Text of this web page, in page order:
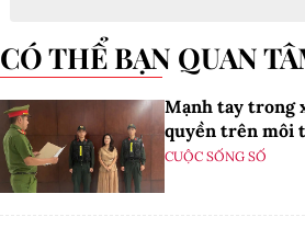
CÓ THỂ BẠN QUAN
Mạnh tay trong
quyền trên môi
CUỘC SỐNG SỐ